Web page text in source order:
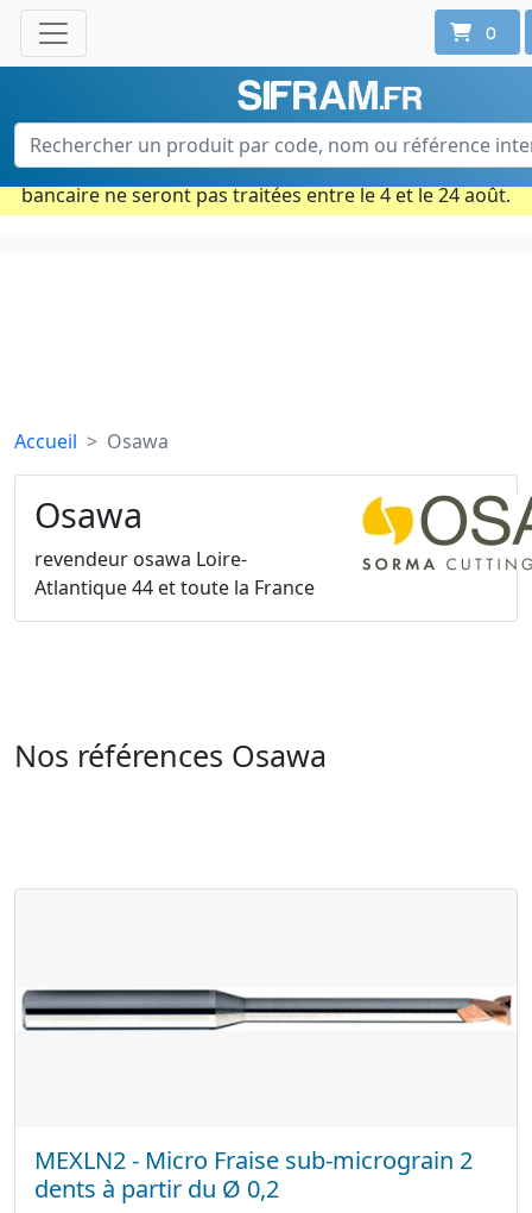
Une question ? Un conseil ?
Contactez-nous au 02 40 92 17 71
Ouvert du lun. au vend. de 08h à 18h
Période estivale : Les commandes prises par carte
bancaire ne seront pas traitées entre le 4 et le 24 août.
0
Accueil Osawa
Osawa
revendeur osawa Loire-
Atlantique 44 et toute la France
Nos références Osawa
MEXLN2 - Micro Fraise sub-micrograin 2
dents à partir du Ø 0,2